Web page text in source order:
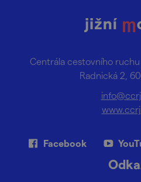
Centrála cestovního ruchu
Radnická 2,
Facebook